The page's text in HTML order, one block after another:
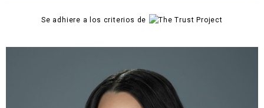
Se adhiere a los criterios de